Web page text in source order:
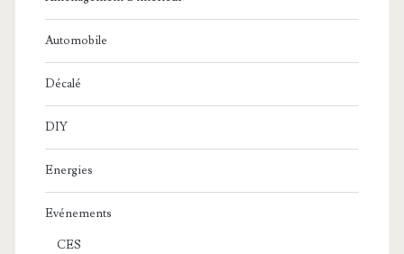
Automobile
Décalé
DIY
Energies
Evénements
CES